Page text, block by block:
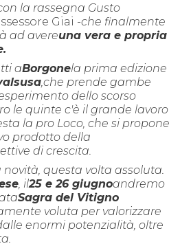
la rassegna Gusto
Giai -che finalmente
ad avereuna vera e propria
aBorgonela prima edizione
che prende gambe
dello scorso
le quinte c'è il grande lavoro
la pro Loco, che si propone
prodotto della
di crescita.
questa volta assoluta.
, il25 e 26 giugnoandremo
Sagra del Vitigno
voluta per valorizzare
enormi potenzialità, oltre